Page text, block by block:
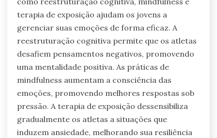
terapia de exposição ajudam os jovens a
gerenciar suas emoções de forma eficaz. A
reestruturação cognitiva permite que os atletas
desafiem pensamentos negativos, promovendo
uma mentalidade positiva. As práticas de
mindfulness aumentam a consciência das
emoções, promovendo melhores respostas sob
pressão. A terapia de exposição dessensibiliza
gradualmente os atletas a situações que
induzem ansiedade, melhorando sua resiliência